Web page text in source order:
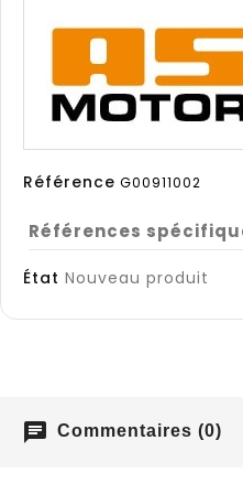
Référence G00911002
Références
État Nouveau produit
chat Commentaires (0)